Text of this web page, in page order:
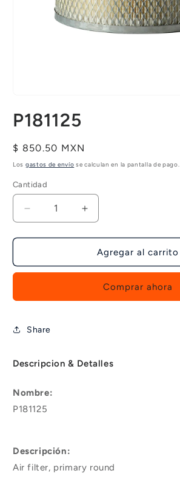
multimedia
1
una
ventana
modal
P181125
Precio
habitual
$ 850.50 MXN
Los gastos de envío se calculan en la pantalla de pago.
Cantidad
Reducir
cantidad
para
Aumentar
cantidad
para
P181125
Agregar al carrito
Comprar ahora
Share
Descripcion & Detalles
Nombre:
P181125
Descripción:
Air filter, primary round